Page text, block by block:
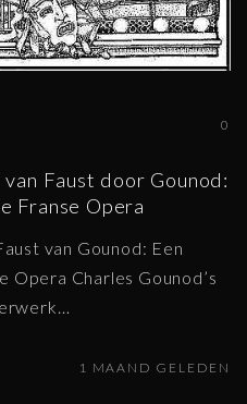
0
Faust door Gounod:
Franse Opera
van Gounod: Een
Opera Charles Gounod’s
…
1 MAAND GELEDEN